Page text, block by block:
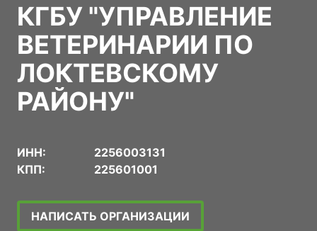
КГБУ "УПРАВЛЕНИЕ
ВЕТЕРИНАРИИ ПО
ЛОКТЕВСКОМУ
РАЙОНУ"
ИНН:
2256003131
КПП:
225601001
НАПИСАТЬ ОРГАНИЗАЦИИ